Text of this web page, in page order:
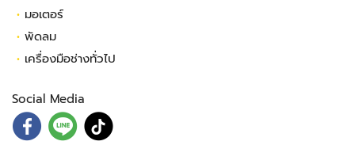
• มอเตอร์
• พัดลม
• เครื่องมือช่างทั่วไป
Social Media